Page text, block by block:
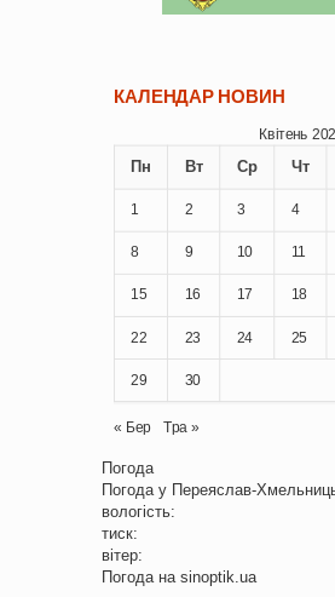
КАЛЕНДАР НОВИН
Квітень
Пн Вт Ср Чт
1 2 3 4
8 9 10 11
15 16 17 18
22 23 24 25
29 30
« Бер Тра »
Погода
Погода у Переяслав-
вологість:
тиск:
вітер:
Погода на sinoptik.ua